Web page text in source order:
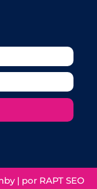
| por RAPT SEO